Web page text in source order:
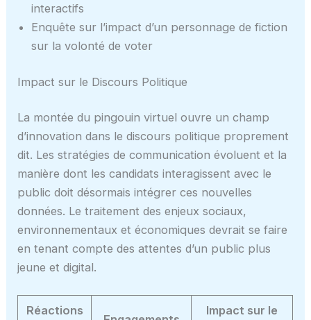
interactifs
Enquête sur l’impact d’un personnage de fiction
sur la volonté de voter
Impact sur le Discours Politique
La montée du pingouin virtuel ouvre un champ
d’innovation dans le discours politique proprement
dit. Les stratégies de communication évoluent et la
manière dont les candidats interagissent avec le
public doit désormais intégrer ces nouvelles
données. Le traitement des enjeux sociaux,
environnementaux et économiques devrait se faire
en tenant compte des attentes d’un public plus
jeune et digital.
Réactions
Impact sur le